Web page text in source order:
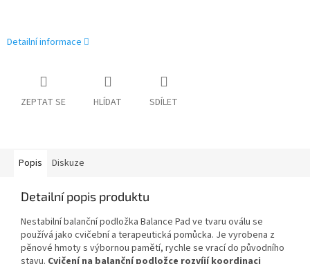
Detailní informace
ZEPTAT SE HLÍDAT SDÍLET
Popis Diskuze
Detailní popis produktu
Nestabilní balanční podložka Balance Pad ve tvaru oválu se
používá jako cvičební a terapeutická pomůcka. Je vyrobena z
pěnové hmoty s výbornou pamětí, rychle se vrací do původního